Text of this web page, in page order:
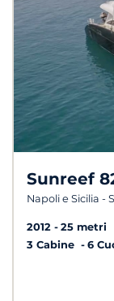
Sunreef
Napoli e Sicilia -
2012
25 metri
3 Cabine
6